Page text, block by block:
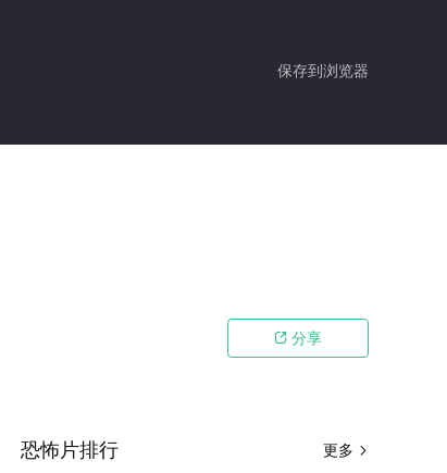
保存到浏览器
 分享
更多 
恐怖片排行